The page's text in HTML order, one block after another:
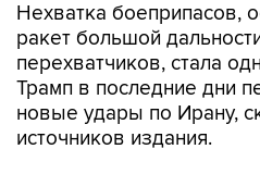
Нехватка боеприпасов,
ракет большой
перехватчиков, стала
Трамп в последние дни
новые удары по Ирану,
источников издания.